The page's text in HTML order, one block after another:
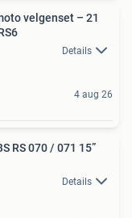
velgenset – 21
Details
4 aug 26
RS 070 / 071 15”
Details